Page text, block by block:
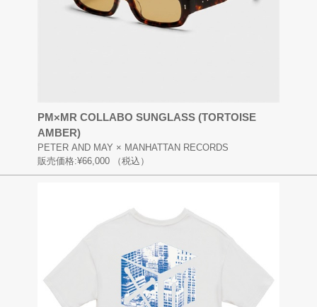
PM×MR COLLABO SUNGLASS (TORTOISE
AMBER)
PETER AND MAY × MANHATTAN RECORDS
販売価格:¥66,000 （税込）